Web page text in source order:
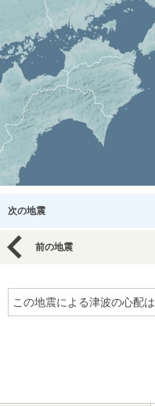
次の地震
前の地震
この地震による津波の心配は